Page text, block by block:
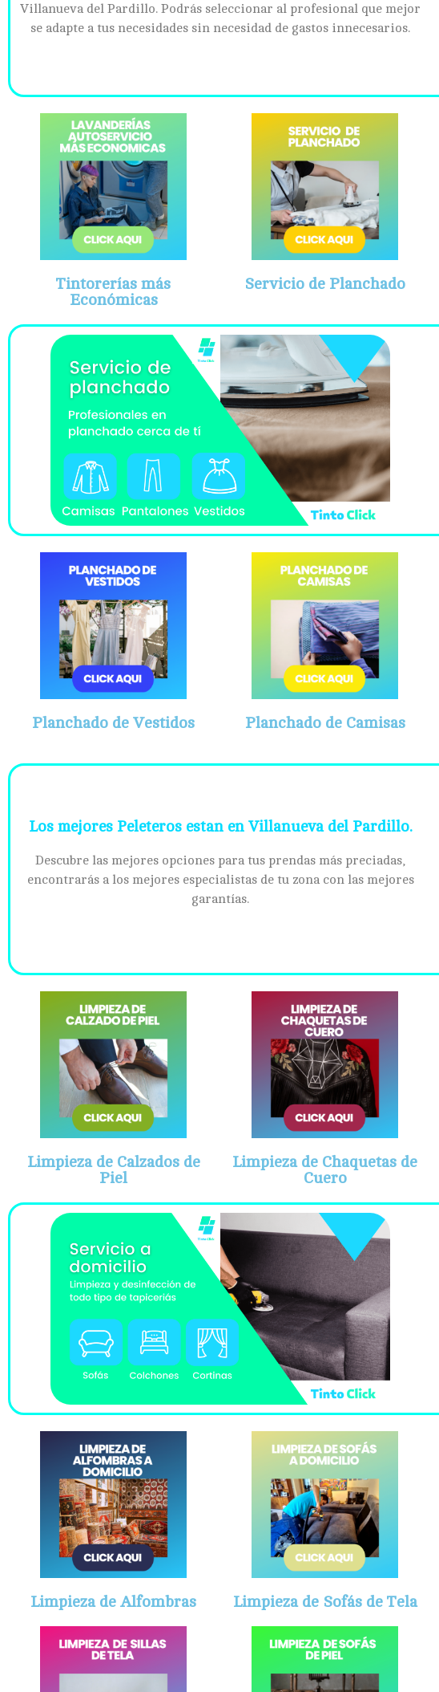
Villanueva del Pardillo. Podrás seleccionar al profesional que mejor
se adapte a tus necesidades sin necesidad de gastos innecesarios.
Tintorerías más
Económicas
Servicio de Planchado
Planchado de Vestidos Planchado de Camisas
Los mejores Peleteros estan en Villanueva del Pardillo.
Descubre las mejores opciones para tus prendas más preciadas,
encontrarás a los mejores especialistas de tu zona con las mejores
garantías.
Limpieza de Calzados de
Piel
Limpieza de Chaquetas de
Cuero
Limpieza de Alfombras Limpieza de Sofás de Tela